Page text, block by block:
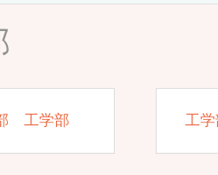
工学部 工